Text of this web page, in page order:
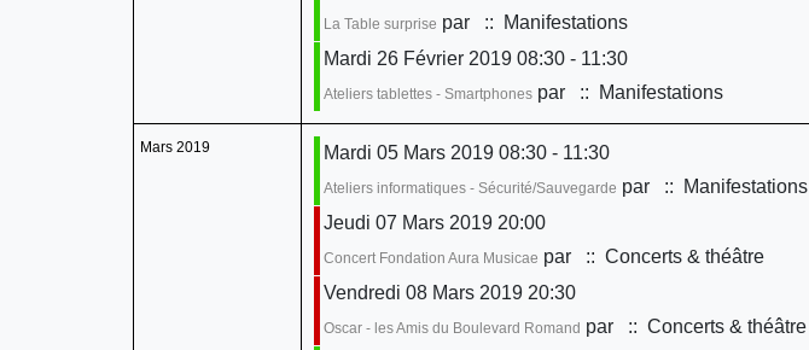
La Table surprise par
:: Manifestations
Mardi 26 Février 2019 08:30 - 11:30
Ateliers tablettes - Smartphonespar :: Manifestations
Mars 2019 Mardi 05 Mars 2019 08:30 - 11:30
Ateliers informatiques - Sécurité/Sauvegarde par
:: Manifestations
Jeudi 07 Mars 2019 20:00
Concert Fondation Aura Musicae par
:: Concerts & théâtre
Vendredi 08 Mars 2019 20:30
Oscar - les Amis du Boulevard Romand par
:: Concerts & théâtre